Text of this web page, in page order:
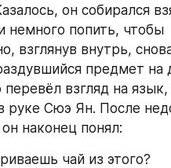
он собирался
немного попить, чтобы
взглянув внутрь,
предмет на
перевёл взгляд на
руке Сюэ Ян. После
наконец понял:
чай из этого?